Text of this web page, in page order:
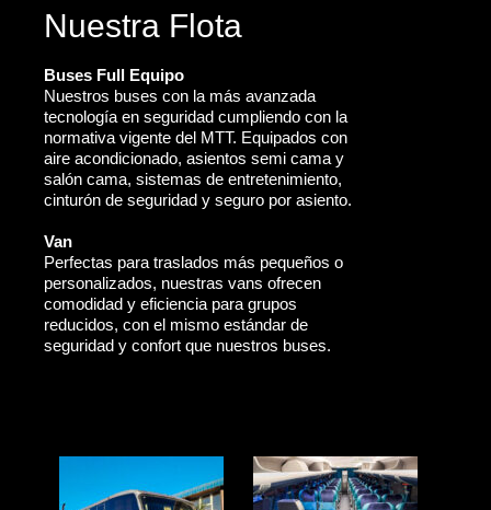
Nuestra Flota
Buses Full Equipo
Nuestros buses con la más avanzada
tecnología en seguridad cumpliendo con la
normativa vigente del MTT. Equipados con
aire acondicionado, asientos semi cama y
salón cama, sistemas de entretenimiento,
cinturón de seguridad y seguro por asiento.
Van
Perfectas para traslados más pequeños o
personalizados, nuestras vans ofrecen
comodidad y eficiencia para grupos
reducidos, con el mismo estándar de
seguridad y confort que nuestros buses.